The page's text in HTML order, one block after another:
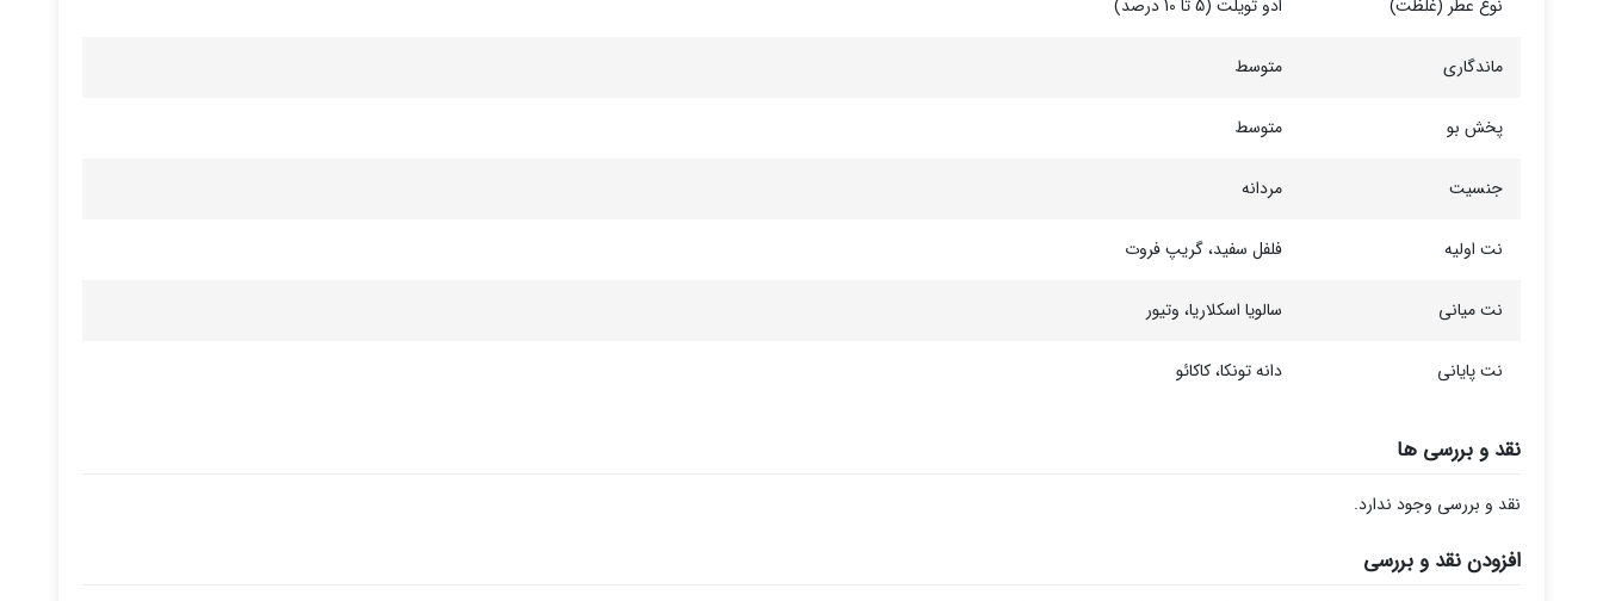
نوع عطر (غلظت) ادو تویلت (5 تا 10 درصد)
ماندگاری متوسط
پخش بو متوسط
جنسیت مردانه
نت اولیه فلفل سفید، گریپ فروت
نت میانی سالویا اسکلاریا، وتیور
نت پایانی دانه تونکا، کاکائو
نقد و بررسی ها
نقد و بررسی وجود ندارد.
افزودن نقد و بررسی